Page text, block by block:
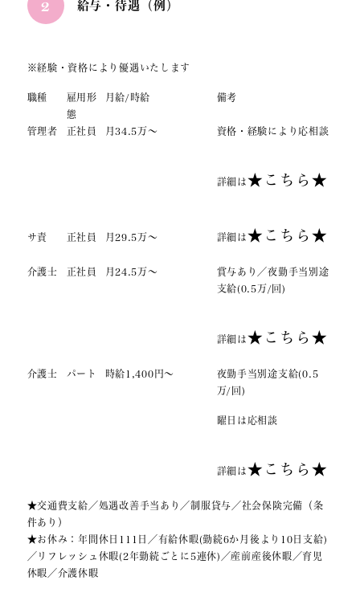
2 給与・待遇（例）
※経験・資格により優遇いたします
職種
雇用形
態
月給/時給 備考
管理者 正社員 月34.5万～ 資格・経験により応相談
詳細は★こちら★
サ責 正社員 月29.5万～ 詳細は★こちら★
介護士 正社員 月24.5万～
賞与あり／夜勤手当別途
支給(0.5万/回)
詳細は★こちら★
介護士 パート 時給1,400円～
夜勤手当別途支給(0.5
万/回)
曜日は応相談
詳細は★こちら★
★交通費支給／処遇改善手当あり／制服貸与／社会保険完備（条
件あり）
★お休み：年間休日111日／有給休暇(勤続6か月後より10日支給)
／リフレッシュ休暇(2年勤続ごとに5連休)／産前産後休暇／育児
休暇／介護休暇